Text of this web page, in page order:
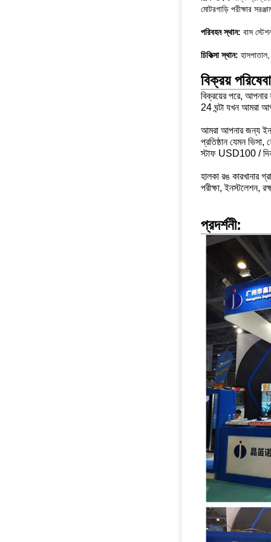
মোটরগাড়ি পরীক্ষার
পরিবহন স্থান: বাস
চিকিত্সা স্থান: হাসপাতাল,
বিক্রয়
বিক্রয়ের পরে,
24 ঘন্টা যখন আমরা
আমরা আপনার জন্য
প্রতিষ্ঠানযেমন ভিসা,
স্টাফ USD100 /
হালকা রঙ কারখানার
পরীক্ষা, ইনস্টলেশন,
প্রদর্শনী: